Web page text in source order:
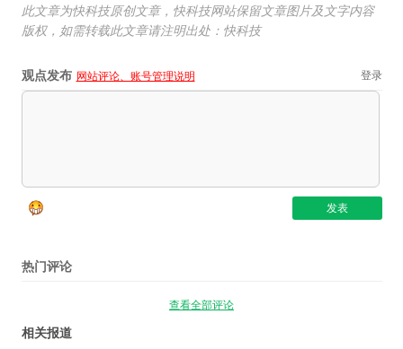
此文章为快科技原创文章，快科技网站保留文章图片及文字内容
版权，如需转载此文章请注明出处：快科技
观点发布 网站评论、账号管理说明 登录
热门评论
查看全部评论
相关报道